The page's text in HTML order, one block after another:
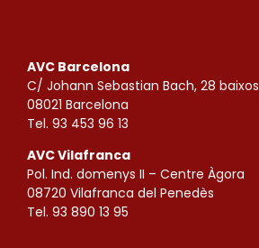
AVC Barcelona
C/ Johann Sebastian Bach, 28 baixos
08021 Barcelona
Tel. 93 453 96 13
AVC Vilafranca
Pol. Ind. domenys II – Centre Àgora
08720 Vilafranca del Penedès
Tel. 93 890 13 95